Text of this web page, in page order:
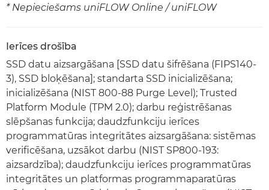
* Nepieciešams uniFLOW Online / uniFLOW
Ierīces drošība
SSD datu aizsargāšana [SSD datu šifrēšana (FIPS140-
3), SSD bloķēšana]; standarta SSD inicializēšana;
inicializēšana (NIST 800-88 Purge Level); Trusted
Platform Module (TPM 2.0); darbu reģistrēšanas
slēpšanas funkcija; daudzfunkciju ierīces
programmatūras integritātes aizsargāšana: sistēmas
verificēšana, uzsākot darbu (NIST SP800-193:
aizsardzība); daudzfunkciju ierīces programmatūras
integritātes un platformas programmaparatūras